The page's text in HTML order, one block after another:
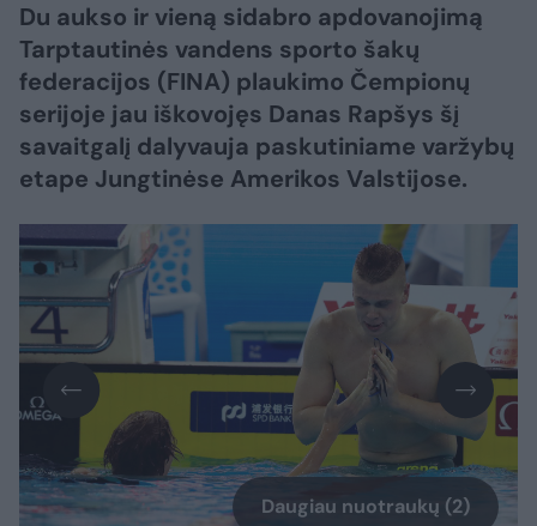
Du aukso ir vieną sidabro apdovanojimą
Tarptautinės vandens sporto šakų
federacijos (FINA) plaukimo Čempionų
serijoje jau iškovojęs Danas Rapšys šį
savaitgalį dalyvauja paskutiniame varžybų
etape Jungtinėse Amerikos Valstijose.
Daugiau nuotraukų (2)